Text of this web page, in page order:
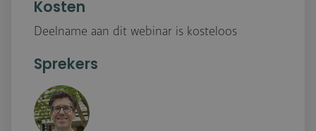
Kosten
Deelname aan dit webinar is kosteloos
Sprekers